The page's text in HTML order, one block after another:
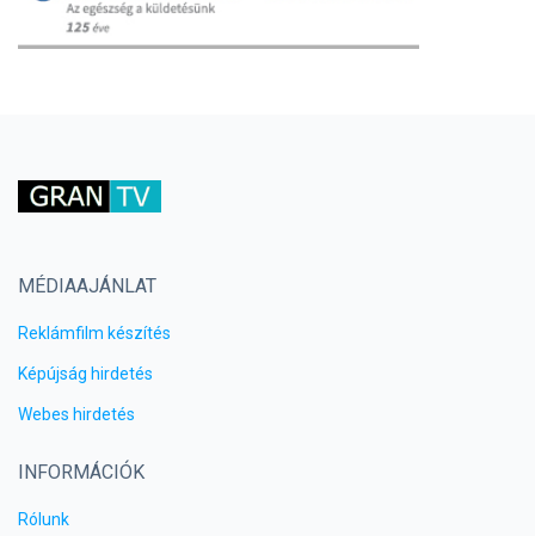
MÉDIAAJÁNLAT
Reklámfilm készítés
Képújság hirdetés
Webes hirdetés
INFORMÁCIÓK
Rólunk